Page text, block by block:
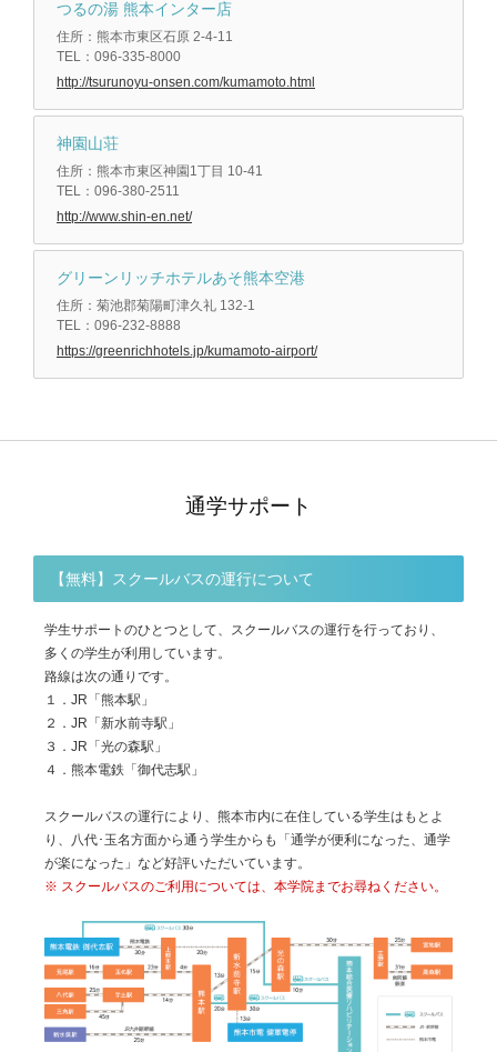
つるの湯 熊本インター店
住所：熊本市東区石原 2-4-11
TEL：096-335-8000
http://tsurunoyu-onsen.com/kumamoto.html
神園山荘
住所：熊本市東区神園1丁目 10-41
TEL：096-380-2511
http://www.shin-en.net/
グリーンリッチホテルあそ熊本空港
住所：菊池郡菊陽町津久礼 132-1
TEL：096-232-8888
https://greenrichhotels.jp/kumamoto-airport/
通学サポート
【無料】スクールバスの運行について
学生サポートのひとつとして、スクールバスの運行を行っており、
多くの学生が利用しています。
路線は次の通りです。
１．JR「熊本駅」
２．JR「新水前寺駅」
３．JR「光の森駅」
４．熊本電鉄「御代志駅」
スクールバスの運行により、熊本市内に在住している学生はもとよ
り、八代･玉名方面から通う学生からも「通学が便利になった、通学
が楽になった」など好評いただいています。
※ スクールバスのご利用については、本学院までお尋ねください。